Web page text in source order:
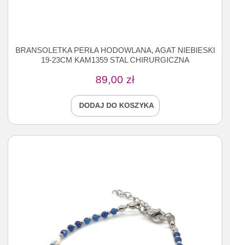
BRANSOLETKA PERŁA HODOWLANA, AGAT NIEBIESKI
19-23CM KAM1359 STAL CHIRURGICZNA
89,00 zł
DODAJ DO KOSZYKA